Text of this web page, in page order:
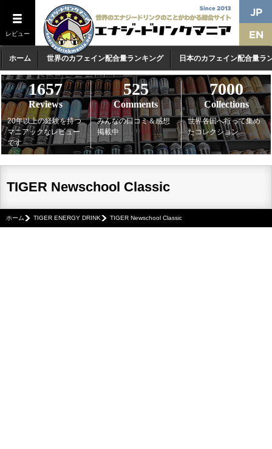
レビュー
ホーム 世界のカフェイン配合量ランキング 日本のカフェイン配合量ラ
1657
Reviews
20年以上の経験を持つ
マニアックなレビュー
です
525
Comments
みんなの口コミ＆感想
掲載中
7000
Collections
世界各国へ行って集め
たコレクション
TIGER Newschool Classic
ホーム TIGER ENERGY DRINK TIGER Newschool Classic